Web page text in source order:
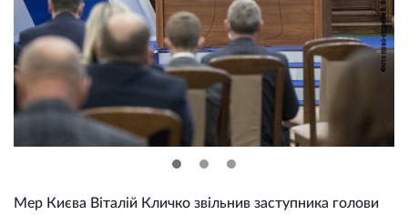
Мер Києва Віталій Кличко звільнив заступника голови